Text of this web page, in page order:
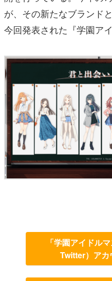
が、その新たなブランド
今回発表された『学園ア
「学園アイドル
Twitter）アカ